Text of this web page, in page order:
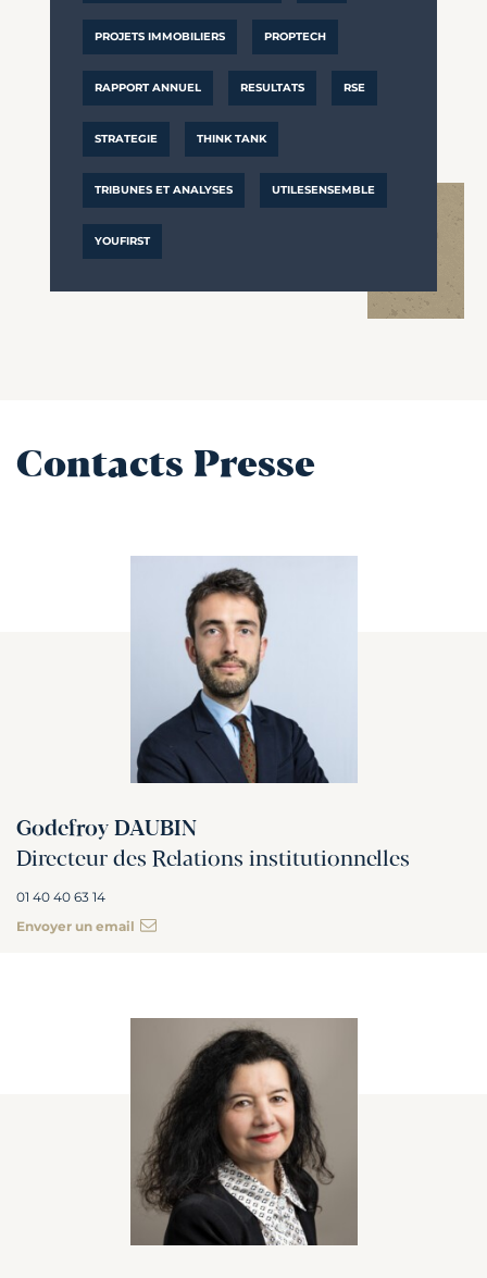
PROJETS IMMOBILIERS PROPTECH
RAPPORT ANNUEL RESULTATS RSE
STRATEGIE THINK TANK
TRIBUNES ET ANALYSES UTILESENSEMBLE
YOUFIRST
Contacts Presse
Godefroy DAUBIN
Directeur des Relations institutionnelles
01 40 40 63 14
Envoyer un email